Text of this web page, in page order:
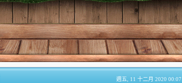
週五, 11 十二月 2020 00:07